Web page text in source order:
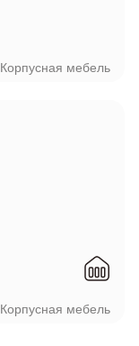
Корпусная мебель
Корпусная мебель